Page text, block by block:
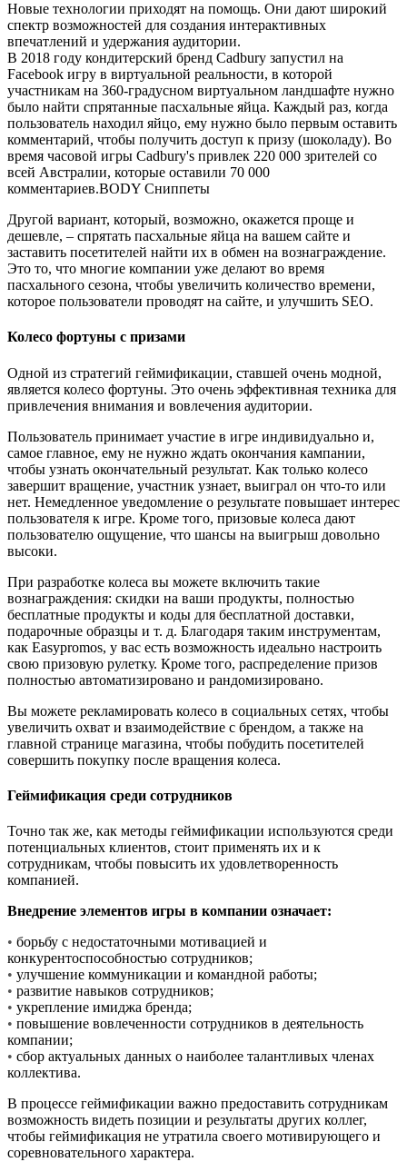
Новые технологии приходят на помощь. Они дают широкий
спектр возможностей для создания интерактивных
впечатлений и удержания аудитории.
В 2018 году кондитерский бренд Cadbury запустил на
Facebook игру в виртуальной реальности, в которой
участникам на 360-градусном виртуальном ландшафте нужно
было найти спрятанные пасхальные яйца. Каждый раз, когда
пользователь находил яйцо, ему нужно было первым оставить
комментарий, чтобы получить доступ к призу (шоколаду). Во
время часовой игры Cadbury's привлек 220 000 зрителей со
всей Австралии, которые оставили 70 000
комментариев.BODY Сниппеты
Другой вариант, который, возможно, окажется проще и
дешевле, – спрятать пасхальные яйца на вашем сайте и
заставить посетителей найти их в обмен на вознаграждение.
Это то, что многие компании уже делают во время
пасхального сезона, чтобы увеличить количество времени,
которое пользователи проводят на сайте, и улучшить SEO.
Колесо фортуны с призами
Одной из стратегий геймификации, ставшей очень модной,
является колесо фортуны. Это очень эффективная техника для
привлечения внимания и вовлечения аудитории.
Пользователь принимает участие в игре индивидуально и,
самое главное, ему не нужно ждать окончания кампании,
чтобы узнать окончательный результат. Как только колесо
завершит вращение, участник узнает, выиграл он что-то или
нет. Немедленное уведомление о результате повышает интерес
пользователя к игре. Кроме того, призовые колеса дают
пользователю ощущение, что шансы на выигрыш довольно
высоки.
При разработке колеса вы можете включить такие
вознаграждения: скидки на ваши продукты, полностью
бесплатные продукты и коды для бесплатной доставки,
подарочные образцы и т. д. Благодаря таким инструментам,
как Easypromos, у вас есть возможность идеально настроить
свою призовую рулетку. Кроме того, распределение призов
полностью автоматизировано и рандомизировано.
Вы можете рекламировать колесо в социальных сетях, чтобы
увеличить охват и взаимодействие с брендом, а также на
главной странице магазина, чтобы побудить посетителей
совершить покупку после вращения колеса.
Геймификация среди сотрудников
Точно так же, как методы геймификации используются среди
потенциальных клиентов, стоит применять их и к
сотрудникам, чтобы повысить их удовлетворенность
компанией.
Внедрение элементов игры в компании означает:
• борьбу с недостаточными мотивацией и
конкурентоспособностью сотрудников;
• улучшение коммуникации и командной работы;
• развитие навыков сотрудников;
• укрепление имиджа бренда;
• повышение вовлеченности сотрудников в деятельность
компании;
• сбор актуальных данных о наиболее талантливых членах
коллектива.
В процессе геймификации важно предоставить сотрудникам
возможность видеть позиции и результаты других коллег,
чтобы геймификация не утратила своего мотивирующего и
соревновательного характера.